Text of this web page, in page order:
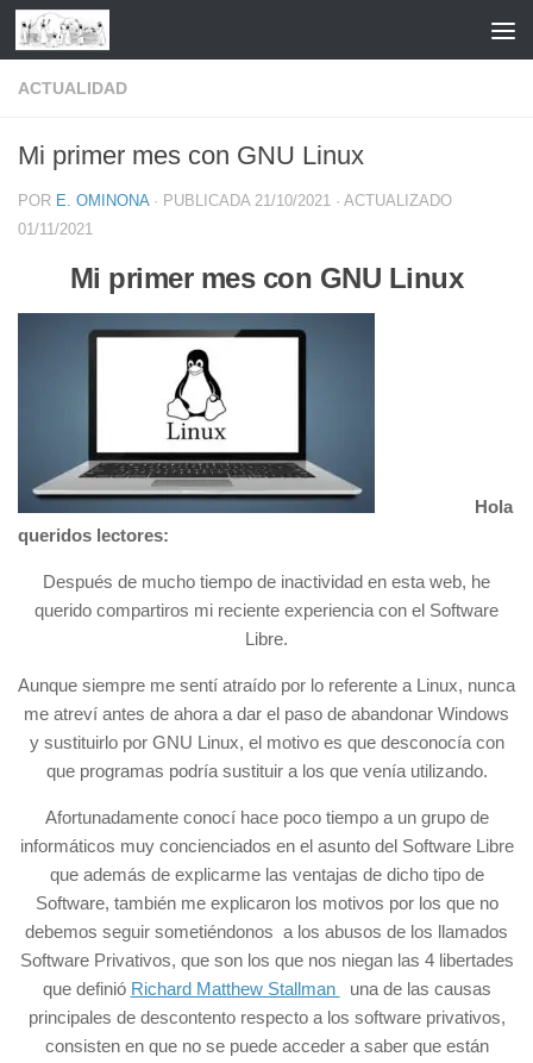
Saltar al contenido
ACTUALIDAD
Mi primer mes con GNU Linux
POR E. OMINONA · PUBLICADA 21/10/2021 · ACTUALIZADO
01/11/2021
Mi primer mes con GNU Linux
Hola
queridos lectores:
Después de mucho tiempo de inactividad en esta web, he
querido compartiros mi reciente experiencia con el Software
Libre.
Aunque siempre me sentí atraído por lo referente a Linux, nunca
me atreví antes de ahora a dar el paso de abandonar Windows
y sustituirlo por GNU Linux, el motivo es que desconocía con
que programas podría sustituir a los que venía utilizando.
Afortunadamente conocí hace poco tiempo a un grupo de
informáticos muy concienciados en el asunto del Software Libre
que además de explicarme las ventajas de dicho tipo de
Software, también me explicaron los motivos por los que no
debemos seguir sometiéndonos a los abusos de los llamados
Software Privativos, que son los que nos niegan las 4 libertades
que definió Richard Matthew Stallman
una de las causas
principales de descontento respecto a los software privativos,
consisten en que no se puede acceder a saber que están